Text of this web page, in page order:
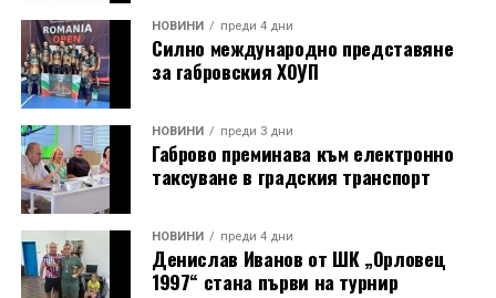
отстранява евентуални повреди.
Разказаната от Симеонов история разкрива и
любопитен детайл около самото местоположение на
новата кула. Архитект Илия Лефтеров е трябвало да
търси подходящо място за нейното изграждане, тъй
като до средата на 80-те години на нейното
оригинално място вече били построени сградите на
Община Дряново и на полицията.
НОВИНИ преди 4 дни
Силно международно представяне
за габровския ХОУП
НОВИНИ преди 3 дни
Габрово преминава към електронно
таксуване в градския транспорт
НОВИНИ преди 4 дни
Денислав Иванов от ШК „Орловец
1997“ стана първи на турнир